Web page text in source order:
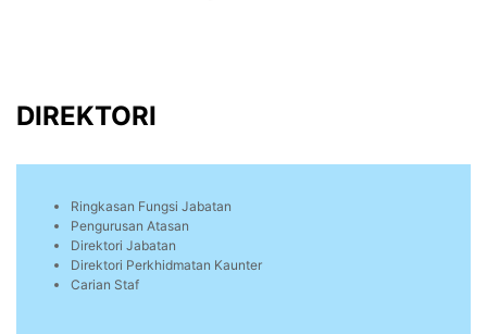
DIREKTORI
Ringkasan Fungsi Jabatan
Pengurusan Atasan
Direktori Jabatan
Direktori Perkhidmatan Kaunter
Carian Staf